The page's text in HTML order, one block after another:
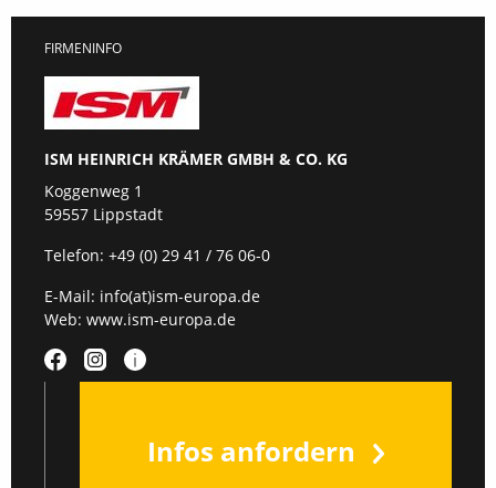
FIRMENINFO
ISM HEINRICH KRÄMER GMBH & CO. KG
Koggenweg 1
59557 Lippstadt
Telefon: +49 (0) 29 41 / 76 06-0
E-Mail: info(at)ism-europa.de
Web: www.ism-europa.de
Infos anfordern